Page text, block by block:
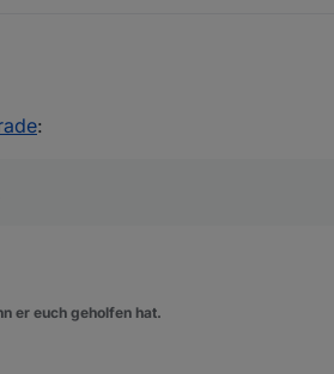
:
er euch geholfen hat.